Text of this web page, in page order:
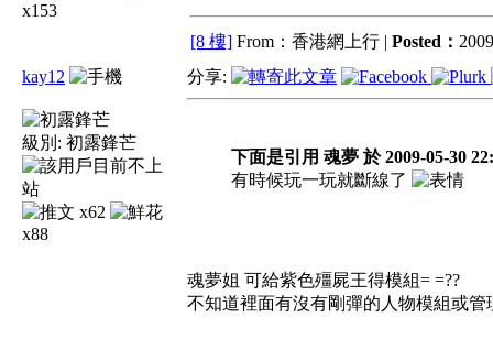
x153
[8 樓] From：香港網上行 | Posted：
kay12
級別: 初露鋒芒
x62
x88
分享:
下面是引用 魂夢 於 2009-05-30
有時候玩一玩就斷線了
魂夢姐 可給紫色殭屍王得模組= =??
不知道裡面有沒有剛彈的人物模組或管